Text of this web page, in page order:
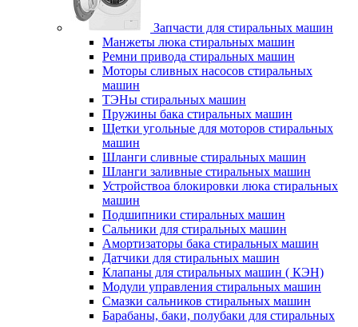
Запчасти для стиральных машин
Манжеты люка стиральных машин
Ремни привода стиральных машин
Моторы сливных насосов стиральных
машин
ТЭНы стиральных машин
Пружины бака стиральных машин
Щетки угольные для моторов стиральных
машин
Шланги сливные стиральных машин
Шланги заливные стиральных машин
Устройствоа блокировки люка стиральных
машин
Подшипники стиральных машин
Сальники для стиральных машин
Амортизаторы бака стиральных машин
Датчики для стиральных машин
Клапаны для стиральных машин ( КЭН)
Модули управления стиральных машин
Смазки сальников стиральных машин
Барабаны, баки, полубаки для стиральных